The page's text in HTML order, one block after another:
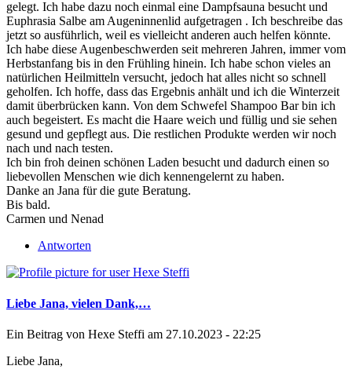
gelegt. Ich habe dazu noch einmal eine Dampfsauna besucht und
Euphrasia Salbe am Augeninnenlid aufgetragen . Ich beschreibe das
jetzt so ausführlich, weil es vielleicht anderen auch helfen könnte.
Ich habe diese Augenbeschwerden seit mehreren Jahren, immer vom
Herbstanfang bis in den Frühling hinein. Ich habe schon vieles an
natürlichen Heilmitteln versucht, jedoch hat alles nicht so schnell
geholfen. Ich hoffe, dass das Ergebnis anhält und ich die Winterzeit
damit überbrücken kann. Von dem Schwefel Shampoo Bar bin ich
auch begeistert. Es macht die Haare weich und füllig und sie sehen
gesund und gepflegt aus. Die restlichen Produkte werden wir noch
nach und nach testen.
Ich bin froh deinen schönen Laden besucht und dadurch einen so
liebevollen Menschen wie dich kennengelernt zu haben.
Danke an Jana für die gute Beratung.
Bis bald.
Carmen und Nenad
Antworten
Liebe Jana, vielen Dank,…
Ein Beitrag von Hexe Steffi am 27.10.2023 - 22:25
Liebe Jana,